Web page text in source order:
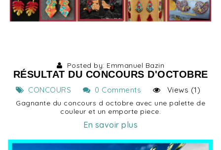
Posted by: Emmanuel Bazin
RÉSULTAT DU CONCOURS D'OCTOBRE
CONCOURS 0 Comments Views (1)
Gagnante du concours d octobre avec une palette de
couleur et un emporte piece.
En savoir plus